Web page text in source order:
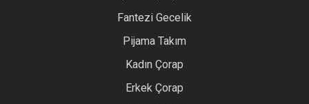
Fantezi Gecelik
Pijama Takım
Kadın Çorap
Erkek Çorap